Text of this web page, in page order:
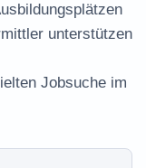
unterstützen
Jobsuche im